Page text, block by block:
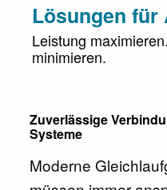
Lösungen für
Leistung
minimieren.
Zuverlässige
Systeme
Moderne